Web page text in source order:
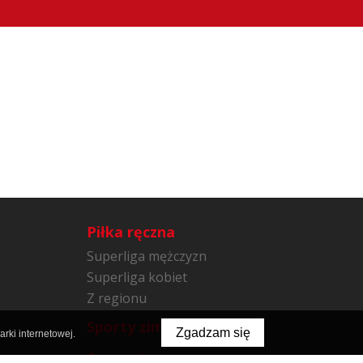
Piłka ręczna
Superliga mężczyzn
Superliga kobiet
Z regionu
Sporty zimowe
Sporty inne
internetowej. Zgadzam się